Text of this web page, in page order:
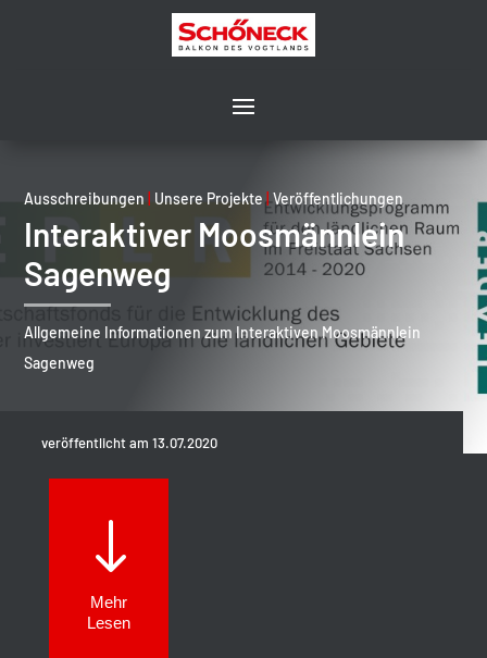
Ausschreibungen Unsere Projekte|Veröffentlichungen
Interaktiver Moosmännlein
Sagenweg
Allgemeine Informationen zum Interaktiven Moosmännlein
Sagenweg
veröffentlicht am 13.07.2020
"
Mehr
Lesen